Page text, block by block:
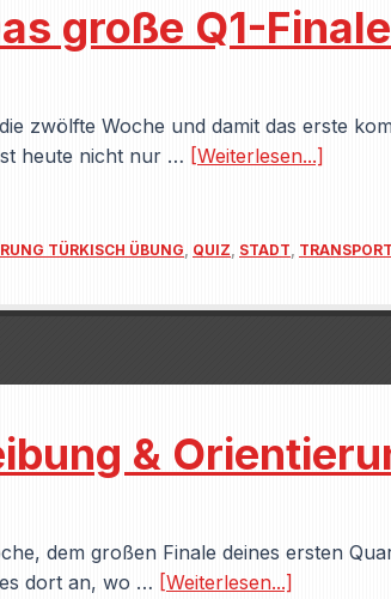
große Q1-
zwölfte Woche und damit das erste
heute nicht nur … [Weiterlesen...]
TÜRKISCH ÜBUNG, QUIZ, STADT, TRANSPORT
&
dem großen Finale deines ersten
dort an, wo … [Weiterlesen...]